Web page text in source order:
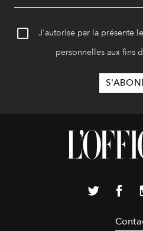
J'autorise par la présente
personnelles aux fins